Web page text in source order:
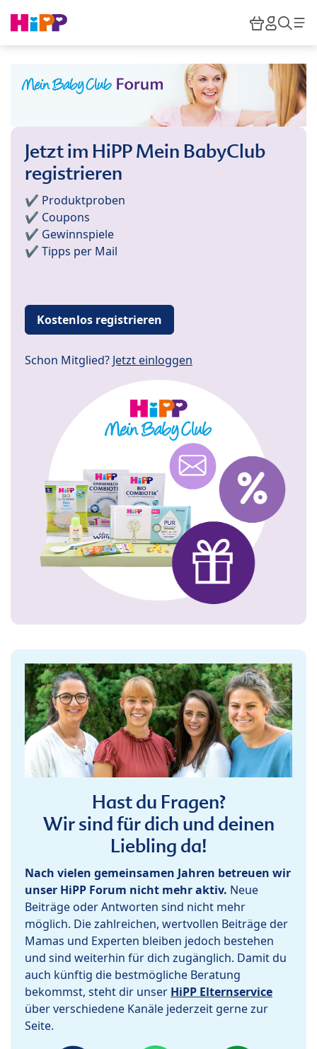
HiPP
Jetzt im HiPP Mein BabyClub
registrieren
✔️ Produktproben
✔️ Coupons
✔️ Gewinnspiele
✔️ Tipps per Mail
Kostenlos registrieren
Schon Mitglied? Jetzt einloggen
Hast du Fragen?
Wir sind für dich und deinen
Liebling da!
Nach vielen gemeinsamen Jahren betreuen wir
unser HiPP Forum nicht mehr aktiv. Neue
Beiträge oder Antworten sind nicht mehr
möglich. Die zahlreichen, wertvollen Beiträge der
Mamas und Experten bleiben jedoch bestehen
und sind weiterhin für dich zugänglich. Damit du
auch künftig die bestmögliche Beratung
bekommst, steht dir unser HiPP Elternservice
über verschiedene Kanäle jederzeit gerne zur
Seite.